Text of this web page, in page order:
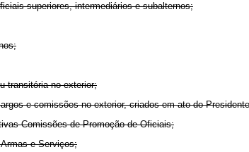
superiores, intermediários e subalternos;
transitória no exterior;
e comissões no exterior, criados em ato do
Comissões de Promoção de Oficiais;
e Serviços;